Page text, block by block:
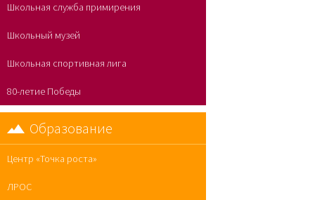
Школьная служба примирения
Школьный музей
Школьная спортивная лига
80-летие Победы
Образование
Центр «Точка роста»
ЛРОС